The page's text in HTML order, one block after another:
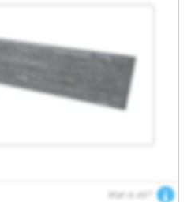
Wat is dit?